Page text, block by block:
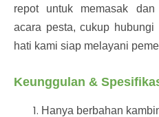
repot untuk memasak dan
acara pesta, cukup
hati kami siap melayani
Keunggulan &
Hanya berbahan